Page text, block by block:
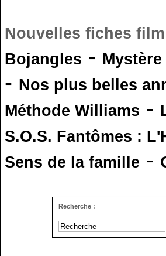
Nouvelles fiches
Bojangles -
- Nos plus belles
Méthode Williams -
S.O.S. Fantômes :
Sens de la famille -
Recherche :